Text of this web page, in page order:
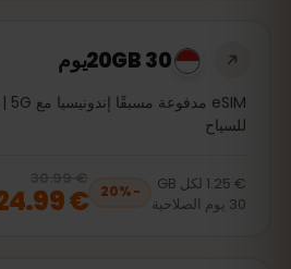
20GB 30يوم
للسياح
€ 1.25 لكل GB
30 يوم الصلاحية
−
20%
20% off, was
€ 24.99 € 30.99
€ 24.99